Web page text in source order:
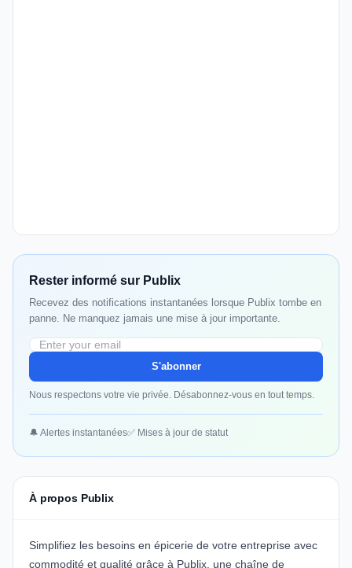
Rester informé sur Publix
Recevez des notifications instantanées lorsque Publix tombe en
panne. Ne manquez jamais une mise à jour importante.
S'abonner
Nous respectons votre vie privée. Désabonnez-vous en tout temps.
🔔 Alertes instantanées✅ Mises à jour de statut
À propos Publix
Simplifiez les besoins en épicerie de votre entreprise avec
commodité et qualité grâce à Publix, une chaîne de